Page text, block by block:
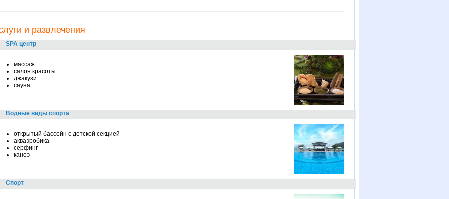
и развлечения
SPA центр
массаж
салон красоты
джакузи
сауна
Водные виды спорта
открытый бассейн с детской секцией
акваэробика
серфинг
каноэ
Спорт